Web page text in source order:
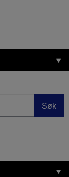
Søk